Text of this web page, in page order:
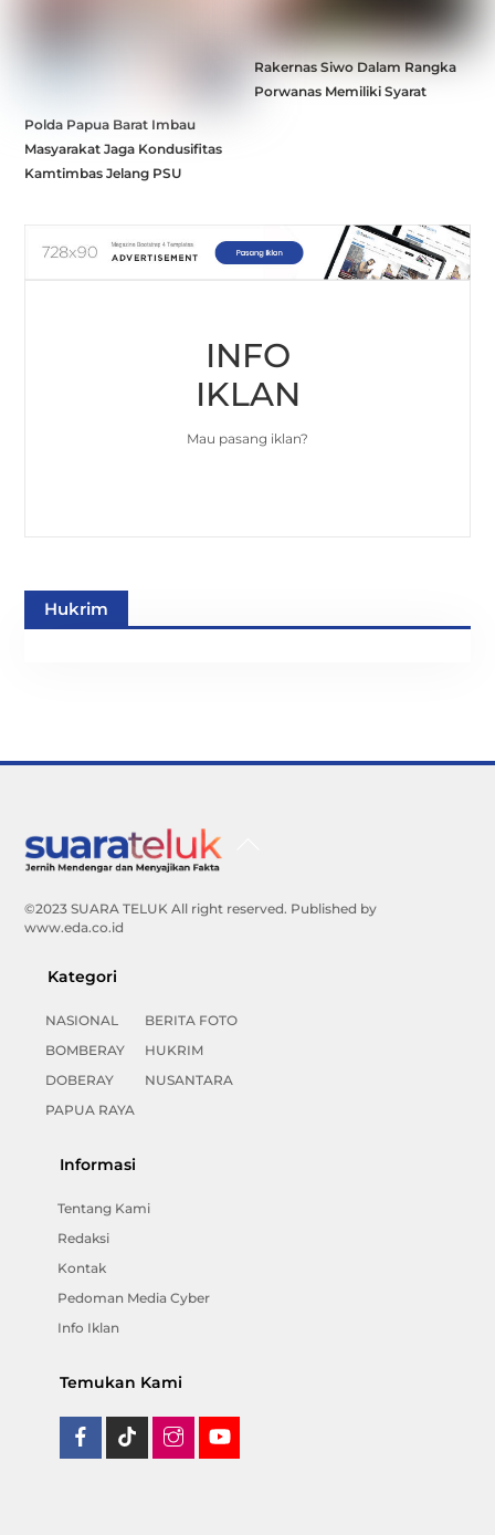
Polda Papua Barat Imbau
Masyarakat Jaga Kondusifitas
Kamtimbas Jelang PSU
Rakernas Siwo Dalam Rangka
Porwanas Memiliki Syarat
INFO
IKLAN
Mau pasang iklan?
Hukrim
©2023 SUARA TELUK All right reserved. Published by
www.eda.co.id
Kategori
NASIONAL
BOMBERAY
DOBERAY
PAPUA RAYA
BERITA FOTO
HUKRIM
NUSANTARA
Informasi
Tentang Kami
Redaksi
Kontak
Pedoman Media Cyber
Info Iklan
Temukan Kami